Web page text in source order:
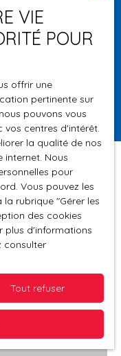
Créer une alerte
VIE
POUR
offrir une
pertinente sur
pouvons vous
centres d'intérêt.
la qualité de nos
internet. Nous
pour
Vous pouvez les
rubrique ″Gérer les
des cookies
plus d'informations
consulter
Tout refuser